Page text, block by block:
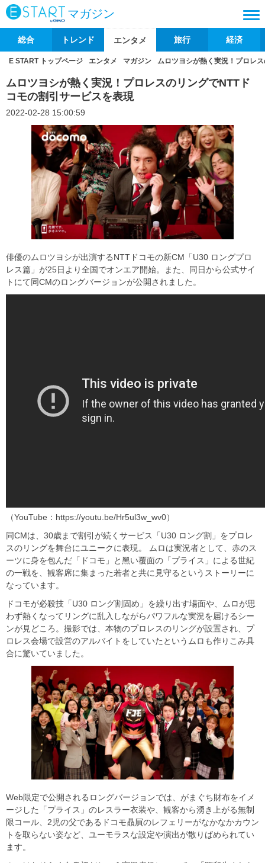
マガジン
総合 トレンド エンタメ 旅行 経済
E START トップページ エンタメ マガジン ムロツヨシが熱く実況！プロレ
ムロツヨシが熱く実況！プロレスのリングでNTTド
コモの割引サービスを表現
2022-02-28 15:00:59
俳優のムロツヨシが出演するNTTドコモの新CM「U30 ロングプロ
レス篇」が25日より全国でオンエア開始。また、同日から公式サイ
トにて同CMのロングバージョンが公開されました。
（YouTube：https://youtu.be/Hr5ul3w_wv0）
同CMは、30歳まで割引が続くサービス「U30 ロング割」をプロレ
スのリングを舞台にユニークに表現。 ムロは実況者として、赤のス
ーツに身を包んだ「ドコモ」と黑い覆面の「プライス」による世紀
の一戦を、観客席に集まった若者と共に見守るというストーリーに
なっています。
ドコモが必殺技「U30 ロング割固め」を繰り出す場面や、ムロが思
わず熱くなってリングに乱入しながらパワフルな実況を届けるシー
ンが見どころ。撮影では、本物のプロレスのリングが設置され、プ
ロレス会場で設営のアルバイトをしていたというムロも作りこみ具
合に驚いていました。
Web限定で公開されるロングバージョンでは、がまぐち財布をイメ
ージした「プライス」のレスラー衣装や、観客から湧き上がる無制
限コール、2児の父であるドコモ贔屓のレフェリーがなかなかカウン
トを取らない姿など、ユーモラスな設定や演出が散りばめられてい
ます。